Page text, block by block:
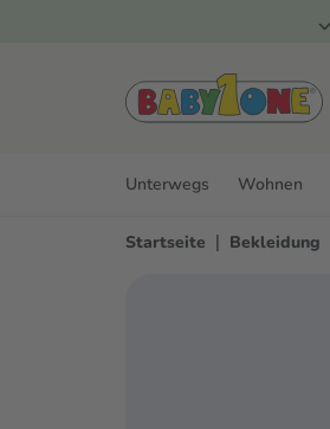
Unterwegs Wohnen
Startseite | Bekleidung